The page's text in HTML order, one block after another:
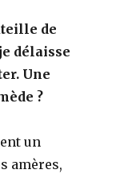
de
délaisse
Une
?
un
amères,